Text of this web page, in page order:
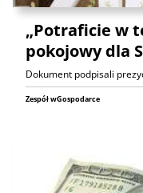
„Potraficie w
pokojowy dla
Dokument podpisali
Zespół wGospodarce